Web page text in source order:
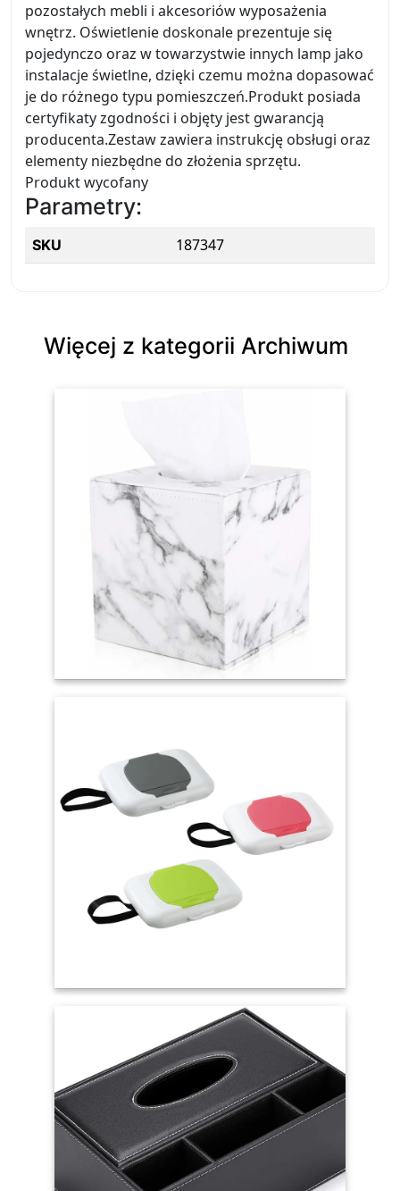
pozostałych mebli i akcesoriów wyposażenia
wnętrz. Oświetlenie doskonale prezentuje się
pojedynczo oraz w towarzystwie innych lamp jako
instalacje świetlne, dzięki czemu można dopasować
je do różnego typu pomieszczeń.Produkt posiada
certyfikaty zgodności i objęty jest gwarancją
producenta.Zestaw zawiera instrukcję obsługi oraz
elementy niezbędne do złożenia sprzętu.
Produkt wycofany
Parametry:
SKU 187347
Więcej z kategorii Archiwum